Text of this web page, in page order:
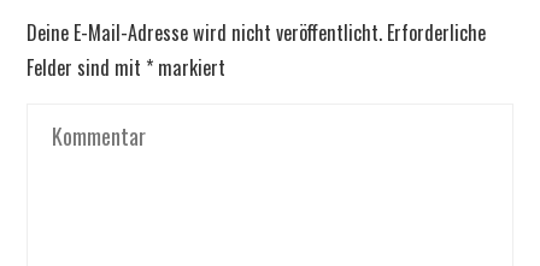
Deine E-Mail-Adresse wird nicht veröffentlicht. Erforderliche
Felder sind mit * markiert